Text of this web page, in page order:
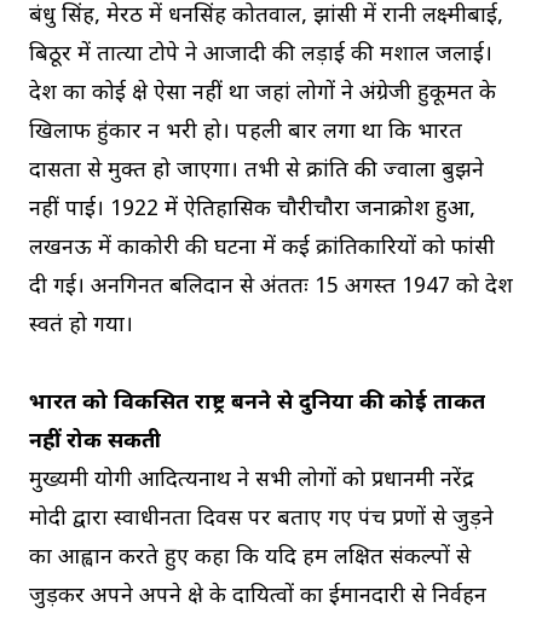
बंधु सिंह, मेरठ में धनसिंह कोतवाल, झांसी में रानी लक्ष्मीबाई,
बिठूर में तात्या टोपे ने आजादी की लड़ाई की मशाल जलाई।
देश का कोई क्षेत्र ऐसा नहीं था जहां लोगों ने अंग्रेजी हुकूमत के
खिलाफ हुंकार न भरी हो। पहली बार लगा था कि भारत
दासता से मुक्त हो जाएगा। तभी से क्रांति की ज्वाला बुझने
नहीं पाई। 1922 में ऐतिहासिक चौरीचौरा जनाक्रोश हुआ,
लखनऊ में काकोरी की घटना में कई क्रांतिकारियों को फांसी
दी गई। अनगिनत बलिदान से अंततः 15 अगस्त 1947 को देश
स्वतंत्र हो गया।
भारत को विकसित राष्ट्र बनने से दुनिया की कोई ताकत
नहीं रोक सकती
मुख्यमंत्री योगी आदित्यनाथ ने सभी लोगों को प्रधानमंत्री नरेंद्र
मोदी द्वारा स्वाधीनता दिवस पर बताए गए पंच प्रणों से जुड़ने
का आह्वान करते हुए कहा कि यदि हम लक्षित संकल्पों से
जुड़कर अपने अपने क्षेत्र के दायित्वों का ईमानदारी से निर्वहन